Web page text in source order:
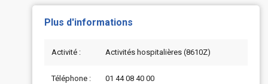
Plus d'informations
Activité : Activités hospitalières (8610Z)
Téléphone : 01 44 08 40 00